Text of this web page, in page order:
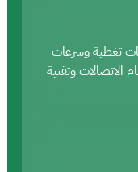
تغطية وسرعات
الاتصالات وتقنية